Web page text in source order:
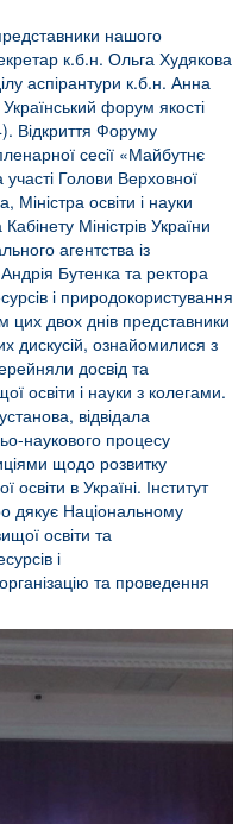
нашого
к.б.н. Ольга Худякова
аспірантури к.б.н. Анна
форум якості
Відкриття Форуму
сесії «Майбутнє
участі Голови Верховної
освіти і науки
Міністрів України
агентства із
Бутенка та ректора
і природокористування
двох днів представники
дискусій, ознайомилися з
досвід та
освіти і науки з колегами.
відвідала
наукового процесу
щодо розвитку
в Україні. Інститут
дякує Національному
освіти та
і
та проведення